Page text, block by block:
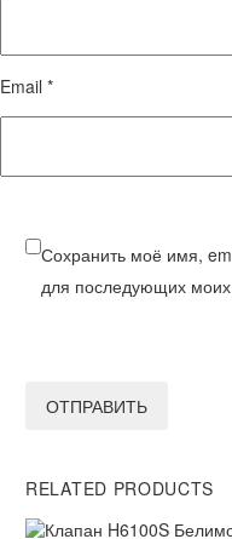
Email *
Сохранить моё имя,
для последующих
ОТПРАВИТЬ
RELATED PRODUCTS